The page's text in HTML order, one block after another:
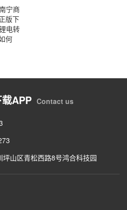
宁商
版下
电转
何
APP Contact us
区青松西路8号鸿合科技园